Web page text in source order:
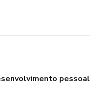
pessoal